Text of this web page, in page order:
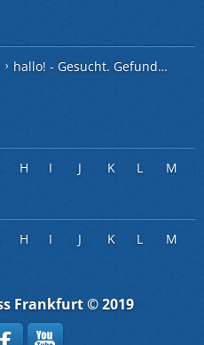
hallo! - Gesucht. Gefunden.
H I J K L M
H I J K L M
Frankfurt © 2019